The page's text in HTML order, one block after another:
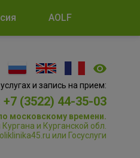
AOLF
и запись на прием:
(3522) 44-35-03
московскому времени.
и Курганской обл.
или Госуслуги